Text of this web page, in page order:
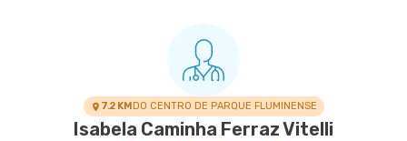
7.2 KMDO CENTRO DE PARQUE FLUMINENSE
Isabela Caminha Ferraz Vitelli